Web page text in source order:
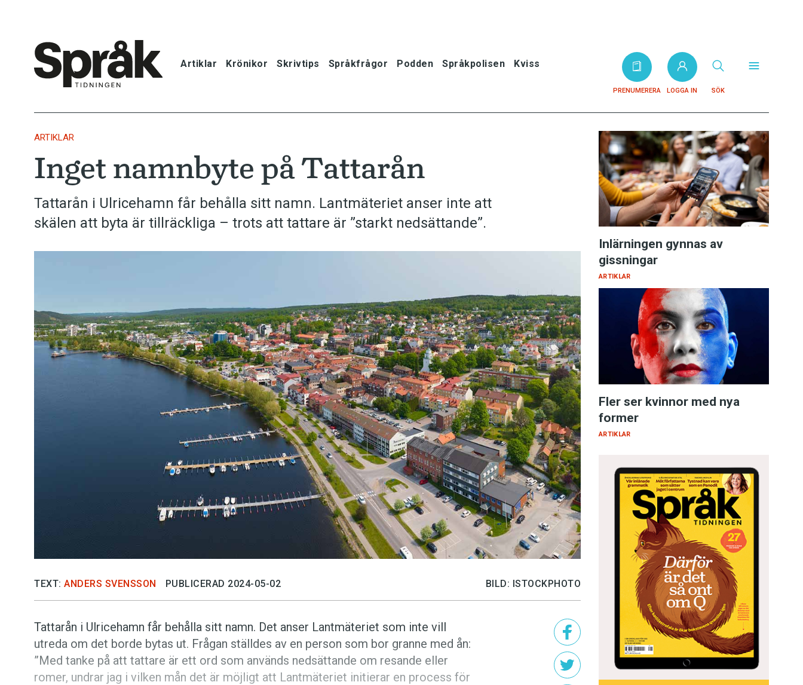
Artiklar Krönikor Skrivtips Språkfrågor Podden Språkpolisen Kviss
PRENUMERERA LOGGA IN SÖK
Krönikor
Språkfrågor
Skrivtips
Podden
Anmäl till språkpolisen
Föreslå nyord
Annonsera
Prenumerera
Läs Språktidningen digitalt
Press
ARTIKLAR
Inget namnbyte på Tattarån
Tattarån i Ulricehamn får behålla sitt namn. Lantmäteriet anser inte att
skälen att byta är tillräckliga – trots att tattare är ”starkt nedsättande”.
TEXT: ANDERS SVENSSON PUBLICERAD 2024-05-02 BILD: ISTOCKPHOTO
Tattarån i Ulricehamn får behålla sitt namn. Det anser Lantmäteriet som inte vill
utreda om det borde bytas ut. Frågan ställdes av en person som bor granne med ån:
”Med tanke på att tattare är ett ord som används nedsättande om resande eller
romer, undrar jag i vilken mån det är möjligt att Lantmäteriet initierar en process för
Inlärningen gynnas av
gissningar
ARTIKLAR
Fler ser kvinnor med nya
former
ARTIKLAR